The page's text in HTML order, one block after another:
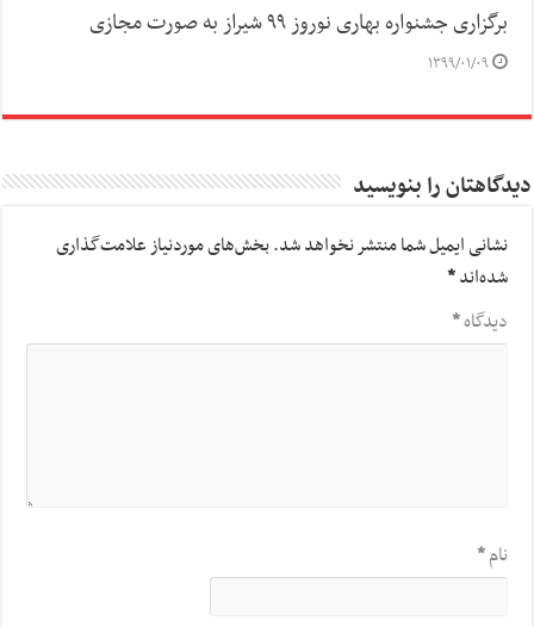
برگزاری جشنواره بهاری نوروز ۹۹ شیراز به صورت مجازی
۱۳۹۹/۰۱/۰۹
دیدگاهتان را بنویسید
نشانی ایمیل شما منتشر نخواهد شد.بخش‌های موردنیاز علامت‌گذاری
شده‌اند*
دیدگاه*
نام*